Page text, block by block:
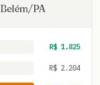
Belém/PA
R$ 1.825
R$ 2.204